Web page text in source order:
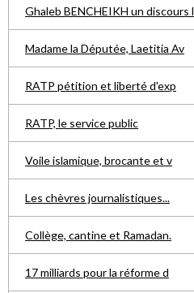
Ghaleb BENCHEIKH un discours l
Madame la Députée, Laetitia Av
RATP pétition et liberté d'exp
RATP, le service public
Voile islamique, brocante et v
Les chèvres journalistiques...
Collège, cantine et Ramadan.
17 milliards pour la réforme d